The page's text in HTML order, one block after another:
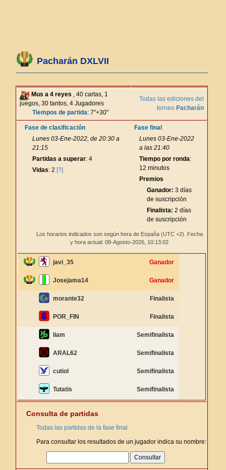
Pacharán DXLVII
Mus a 4 reyes , 40 cartas, 1
juegos, 30 tantos, 4 Jugadores
Tiempos de partida: 7"+30"
Todas las ediciones del
torneo Pacharán
Fase de clasificación
Lunes 03-Ene-2022, de 20:30 a
21:15
Partidas a superar: 4
Vidas: 2 [?]
Fase final
Lunes 03-Ene-2022
a las 21:40
Tiempo por ronda:
12 minutos
Premios
Ganador: 3 días
de suscripción
Finalista: 2 días
de suscripción
Los horarios indicados son según hora de España (UTC +2). Fecha
y hora actual: 08-Agosto-2026, 10:13:02
javi_35 Ganador
Josejama14 Ganador
morante32 Finalista
POR_FIN Finalista
liam Semifinalista
ARAL62 Semifinalista
cutiol Semifinalista
Tutatis Semifinalista
Consulta de partidas
Todas las partidas de la fase final
Para consultar los resultados de un jugador indica su nombre: